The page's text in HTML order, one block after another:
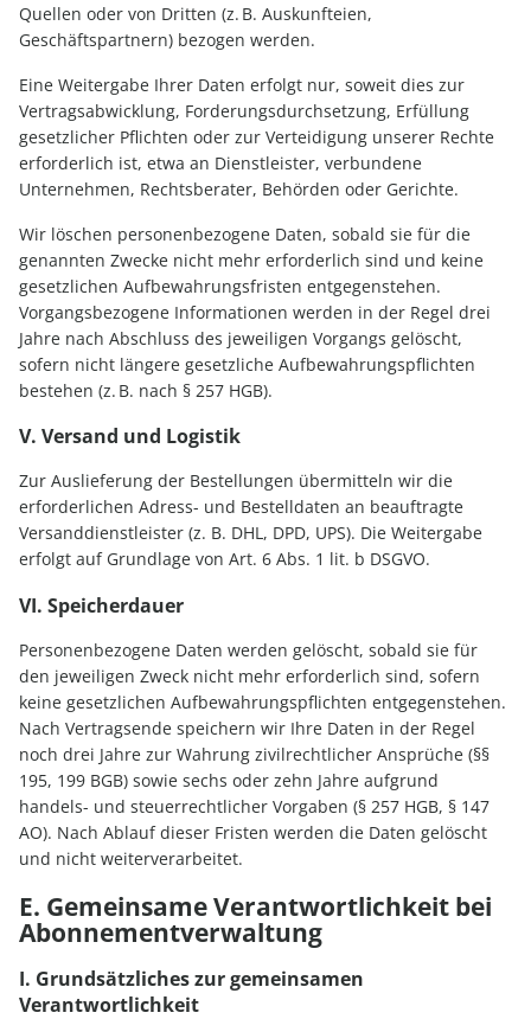
Quellen oder von Dritten (z. B. Auskunfteien,
Geschäftspartnern) bezogen werden.
Eine Weitergabe Ihrer Daten erfolgt nur, soweit dies zur
Vertragsabwicklung, Forderungsdurchsetzung, Erfüllung
gesetzlicher Pflichten oder zur Verteidigung unserer Rechte
erforderlich ist, etwa an Dienstleister, verbundene
Unternehmen, Rechtsberater, Behörden oder Gerichte.
Wir löschen personenbezogene Daten, sobald sie für die
genannten Zwecke nicht mehr erforderlich sind und keine
gesetzlichen Aufbewahrungsfristen entgegenstehen.
Vorgangsbezogene Informationen werden in der Regel drei
Jahre nach Abschluss des jeweiligen Vorgangs gelöscht,
sofern nicht längere gesetzliche Aufbewahrungspflichten
bestehen (z. B. nach § 257 HGB).
V. Versand und Logistik
Zur Auslieferung der Bestellungen übermitteln wir die
erforderlichen Adress- und Bestelldaten an beauftragte
Versanddienstleister (z. B. DHL, DPD, UPS). Die Weitergabe
erfolgt auf Grundlage von Art. 6 Abs. 1 lit. b DSGVO.
VI. Speicherdauer
Personenbezogene Daten werden gelöscht, sobald sie für
den jeweiligen Zweck nicht mehr erforderlich sind, sofern
keine gesetzlichen Aufbewahrungspflichten entgegenstehen.
Nach Vertragsende speichern wir Ihre Daten in der Regel
noch drei Jahre zur Wahrung zivilrechtlicher Ansprüche (§§
195, 199 BGB) sowie sechs oder zehn Jahre aufgrund
handels- und steuerrechtlicher Vorgaben (§ 257 HGB, § 147
AO). Nach Ablauf dieser Fristen werden die Daten gelöscht
und nicht weiterverarbeitet.
E. Gemeinsame Verantwortlichkeit bei
Abonnementverwaltung
I. Grundsätzliches zur gemeinsamen
Verantwortlichkeit